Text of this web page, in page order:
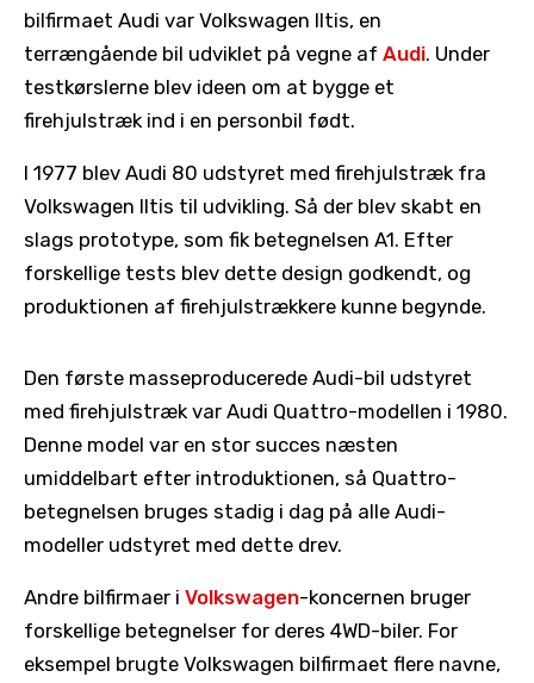
bilfirmaet Audi var Volkswagen Iltis, en
terrængående bil udviklet på vegne af Audi. Under
testkørslerne blev ideen om at bygge et
firehjulstræk ind i en personbil født.
I 1977 blev Audi 80 udstyret med firehjulstræk fra
Volkswagen Iltis til udvikling. Så der blev skabt en
slags prototype, som fik betegnelsen A1. Efter
forskellige tests blev dette design godkendt, og
produktionen af ​​firehjulstrækkere kunne begynde.
Den første masseproducerede Audi-bil udstyret
med firehjulstræk var Audi Quattro-modellen i 1980.
Denne model var en stor succes næsten
umiddelbart efter introduktionen, så Quattro-
betegnelsen bruges stadig i dag på alle Audi-
modeller udstyret med dette drev.
Andre bilfirmaer i Volkswagen-koncernen bruger
forskellige betegnelser for deres 4WD-biler. For
eksempel brugte Volkswagen bilfirmaet flere navne,